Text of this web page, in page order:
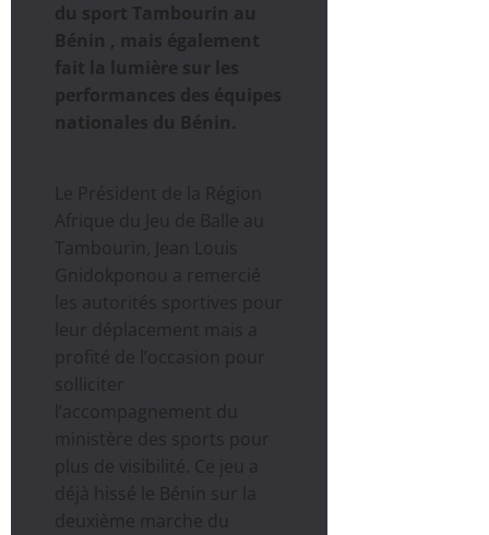
du sport Tambourin au
Bénin , mais également
fait la lumière sur les
performances des équipes
nationales du Bénin.
Le Président de la Région
Afrique du Jeu de Balle au
Tambourin, Jean Louis
Gnidokponou a remercié
les autorités sportives pour
leur déplacement mais a
profité de l’occasion pour
solliciter
l’accompagnement du
ministère des sports pour
plus de visibilité. Ce jeu a
déjà hissé le Bénin sur la
deuxième marche du